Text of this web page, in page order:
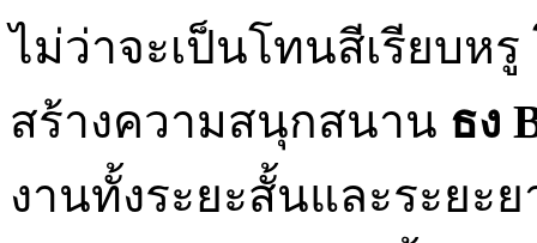
ไม่ว่าจะเป็นโทนสีเรียบห
สร้างความสนุกสนาน ธง
งานทั้งระยะสั้นและระยะ